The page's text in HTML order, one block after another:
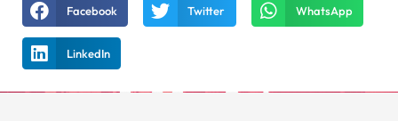
Facebook Twitter WhatsApp
LinkedIn